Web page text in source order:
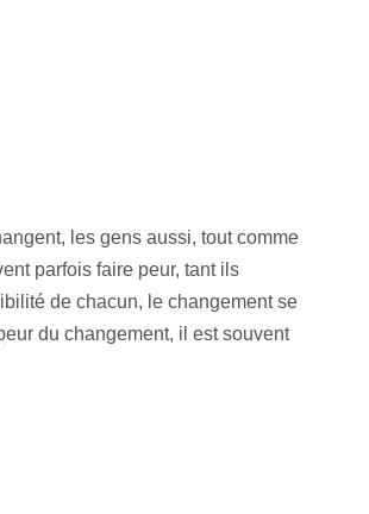
les gens aussi, tout comme
parfois faire peur, tant ils
de chacun, le changement se
du changement, il est souvent